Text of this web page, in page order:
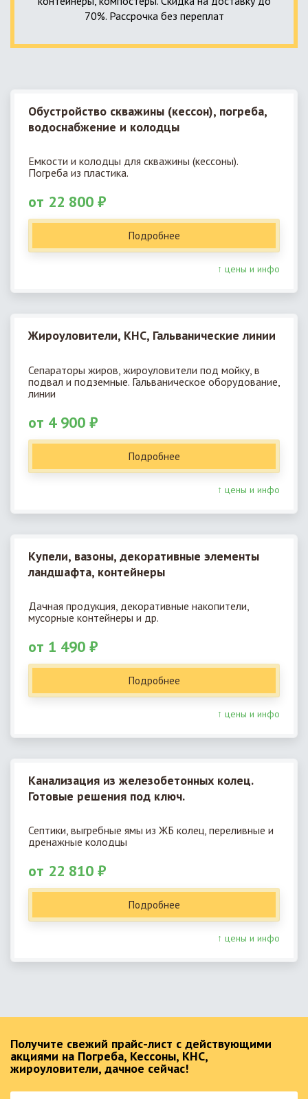
70%. Рассрочка без переплат
Обустройство скважины (кессон), погреба,
водоснабжение и колодцы
Емкости и колодцы для скважины (кессоны).
Погреба из пластика.
от 22 800 ₽
Подробнее
↑ цены и инфо
Жироуловители, КНС, Гальванические линии
Сепараторы жиров, жироуловители под мойку, в
подвал и подземные. Гальваническое оборудование,
линии
от 4 900 ₽
Подробнее
↑ цены и инфо
Купели, вазоны, декоративные элементы
ландшафта, контейнеры
Дачная продукция, декоративные накопители,
мусорные контейнеры и др.
от 1 490 ₽
Подробнее
↑ цены и инфо
Канализация из железобетонных колец.
Готовые решения под ключ.
Септики, выгребные ямы из ЖБ колец, переливные и
дренажные колодцы
от 22 810 ₽
Подробнее
↑ цены и инфо
Получите свежий прайс-лист с действующими
акциями на Погреба, Кессоны, КНС,
жироуловители, дачное сейчас!